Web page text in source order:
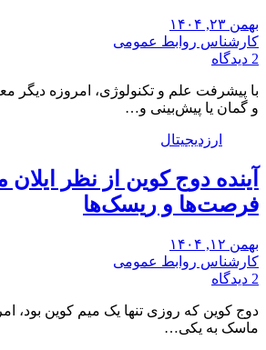
بهمن ۲۳, ۱۴۰۴
کارشناس روابط عمومی
2 دیدگاه
با پیشرفت علم و تکنولوژی، امروزه دیگر
و گمان یا پیش‌بینی و…
ارزدیجیتال
آینده دوج کوین از نظر
فرصت‌ها و ریسک‌ها
بهمن ۱۲, ۱۴۰۴
کارشناس روابط عمومی
2 دیدگاه
دوج کوین که روزی تنها یک میم کوین بود،
ماسک به یکی…